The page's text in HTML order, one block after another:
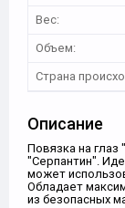
Вес:
Объем:
Страна
Описание
Повязка на
"Серпантин".
может
Обладает
из безопасных